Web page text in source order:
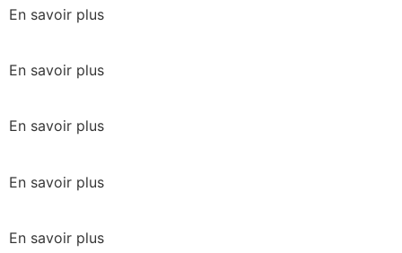
En savoir plus
En savoir plus
En savoir plus
En savoir plus
En savoir plus